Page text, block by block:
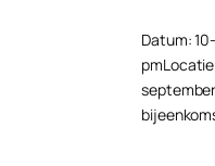
Datum: